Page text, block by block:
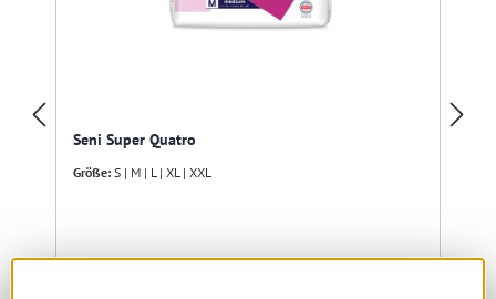
Seni Super Quatro
Größe: S | M | L | XL | XXL